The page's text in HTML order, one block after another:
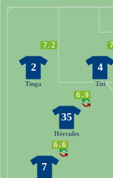
4
Titi
7.2
2
Tinga
6.9
35
Hércules
6.6
7